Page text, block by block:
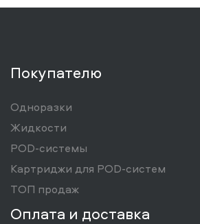
Покупателю
Одноразки
Жидкости
POD-системы
Картриджи для POD-систем
ТОП продаж
Оплата и доставка